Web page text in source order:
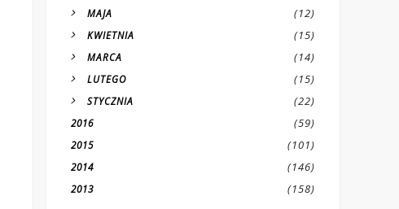
MAJA (12)
KWIETNIA (15)
MARCA (14)
LUTEGO (15)
STYCZNIA (22)
2016 (59)
2015 (101)
2014 (146)
2013 (158)